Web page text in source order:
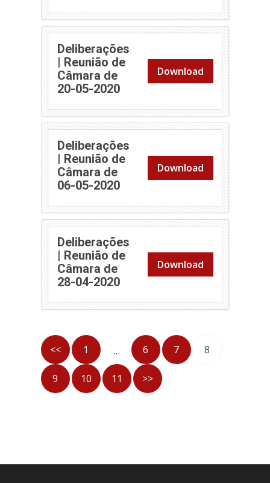
Deliberações
| Reunião de
Câmara de
20-05-2020(abre em nova janela)
Download
Deliberações
| Reunião de
Câmara de
06-05-2020(abre em nova janela)
Download
Deliberações
| Reunião de
Câmara de
28-04-2020(abre em nova janela)
Download
<< 1 … 6 7 8
9 10 11 >>